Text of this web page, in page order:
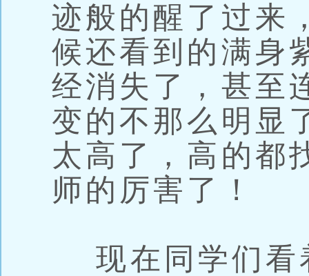
迹般的醒了过来
候还看到的满身
经消失了，甚至
变的不那么明显
太高了，高的都
师的厉害了！
现在同学们看